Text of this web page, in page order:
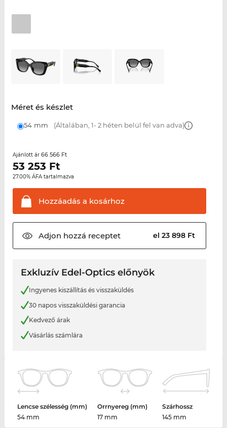
Méret és készlet
54 mm (Általában, 1- 2 héten belül fel van adva)
Ajánlott ár 66 566 Ft
53 253 Ft
27.00% ÁFA tartalmazva
Hozzáadás a kosárhoz
Adjon hozzá receptet el 23 898 Ft
Exkluzív Edel-Optics előnyök
Ingyenes kiszállítás és visszaküldés
30 napos visszaküldési garancia
Kedvező árak
Vásárlás számlára
Lencse szélesség (mm)
54 mm
Orrnyereg (mm)
17 mm
Szárhossz
145 mm